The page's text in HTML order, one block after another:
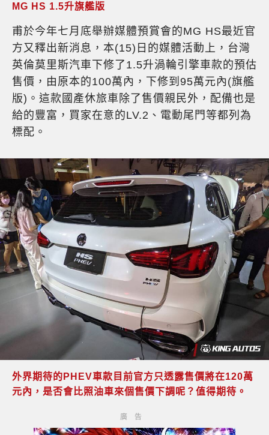
MG HS 1.5升旗艦版
甫於今年七月底舉辦媒體預賞會的MG HS最近官
方又釋出新消息，本(15)日的媒體活動上，台灣
英倫莫里斯汽車下修了1.5升渦輪引擎車款的預估
售價，由原本的100萬內，下修到95萬元內(旗艦
版)。這款國產休旅車除了售價親民外，配備也是
給的豐富，買家在意的LV.2、電動尾門等都列為
標配。
外界期待的PHEV車款目前官方只透露售價將在120萬
元內，是否會比照油車來個售價下調呢？值得期待。